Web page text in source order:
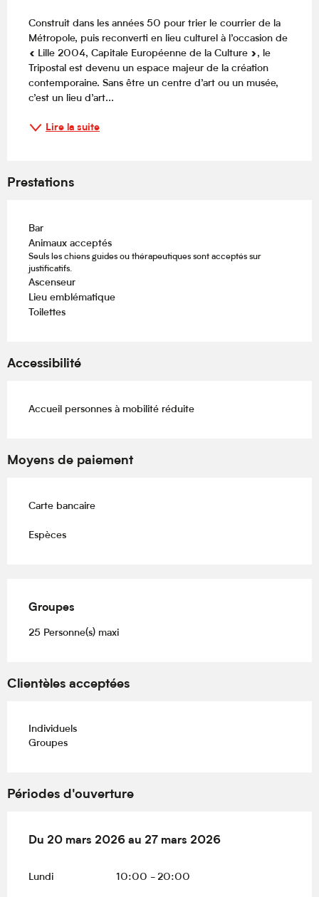
Construit dans les années 50 pour trier le courrier de la
Métropole, puis reconverti en lieu culturel à l’occasion de
« Lille 2004, Capitale Européenne de la Culture », le
Tripostal est devenu un espace majeur de la création
contemporaine. Sans être un centre d’art ou un musée,
c’est un lieu d’art...
Lire la suite
Prestations
Bar
Animaux acceptés
Seuls les chiens guides ou thérapeutiques sont acceptés sur
justificatifs.
Ascenseur
Lieu emblématique
Toilettes
Accessibilité
Accueil personnes à mobilité réduite
Moyens de paiement
Carte bancaire
Espèces
Groupes
Groupes
25 Personne(s) maxi
Clientèles acceptées
Individuels
Groupes
Périodes d'ouverture
Du 20 mars 2026 au 27 mars 2026
Du 20 mars 2026 au 27 mars 2026
Lundi 10:00 - 20:00